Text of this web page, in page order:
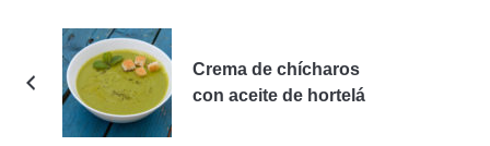
Crema de chícharos
con aceite de hortelá